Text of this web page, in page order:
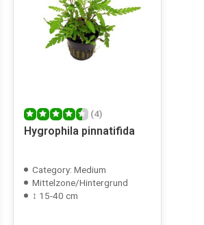
(4)
Hygrophila pinnatifida
Category: Medium
Mittelzone/Hintergrund
↕ 15-40 cm